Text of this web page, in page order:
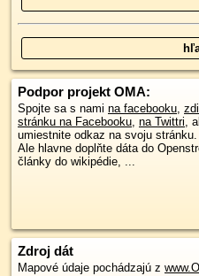
Podpor projekt OMA:
Spojte sa s nami na facebooku,
stránku na Facebooku, na Twittri,
umiestnite odkaz na svoju stránku.
Ale hlavne doplňte dáta do
články do wikipédie, ...
Zdroj dát
Mapové údaje pochádzajú z